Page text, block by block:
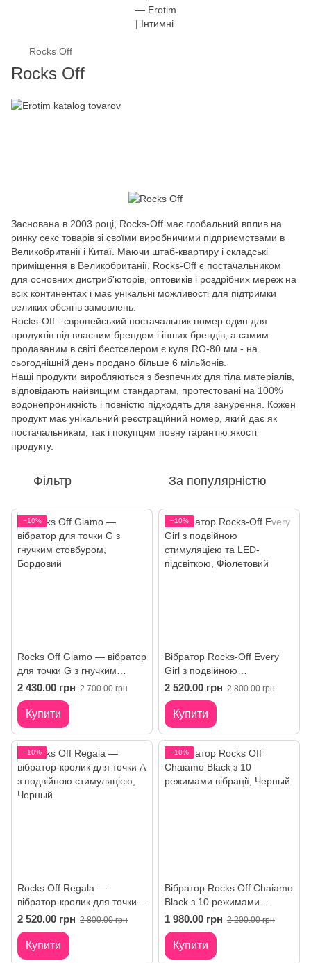
Rocks Off
Rocks Off
Заснована в 2003 році, Rocks-Off має глобальний вплив на
ринку секс товарів зі своїми виробничими підприємствами в
Великобританії і Китаї. Маючи штаб-квартиру і складські
приміщення в Великобританії, Rocks-Off є постачальником
для основних дистриб'юторів, оптовиків і роздрібних мереж на
всіх континентах і має унікальні можливості для підтримки
великих обсягів замовлень.
Rocks-Off - європейський постачальник номер один для
продуктів під власним брендом і інших брендів, а самим
продаваним в світі бестселером є куля RO-80 мм - на
сьогоднішній день продано більше 6 мільйонів.
Наші продукти виробляються з безпечних для тіла матеріалів,
відповідають найвищим стандартам, протестовані на 100%
водонепроникність і повністю підходять для занурення. Кожен
продукт має унікальний реєстраційний номер, який дає як
постачальникам, так і покупцям повну гарантію якості
продукту.
Фільтр За популярністю
−10%
Rocks Off Giamo — вібратор
для точки G з гнучким
стовбуром
2 430.00 грн 2 700.00 грн
Купити
−10%
Вібратор Rocks-Off Every
Girl з подвійною
стимуляцією та LED-
підсвіткою
2 520.00 грн 2 800.00 грн
Купити
−10%
Rocks Off Regala —
вібратор-кролик для точки A
з подвійною стимуляцією
2 520.00 грн 2 800.00 грн
Купити
−10%
Вібратор Rocks Off Chaiamo
Black з 10 режимами
вібрації
1 980.00 грн 2 200.00 грн
Купити